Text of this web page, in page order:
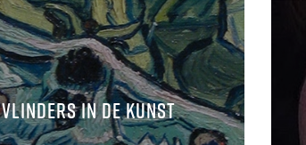
Vlinders in de kunst